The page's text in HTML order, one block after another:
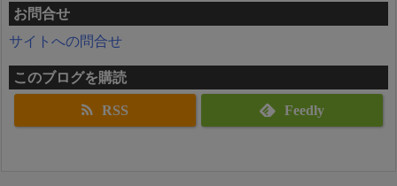
お問合せ
サイトへの問合せ
このブログを購読
RSS Feedly